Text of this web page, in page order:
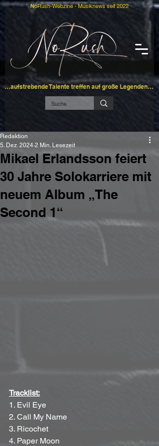
…aufstrebende Talente treffen auf große Legenden…
NoRush-Webzine - Musiknews seit 2022
Mikael Erlandsson feiert
30 Jahre Solokarriere mit
neuem Album „The
Second 1“
Redaktion
5. Dez. 2024 2 Min. Lesezeit
Tracklist:
1. Evil Eye
2. Call My Name
3. Ricochet
4. Paper Moon